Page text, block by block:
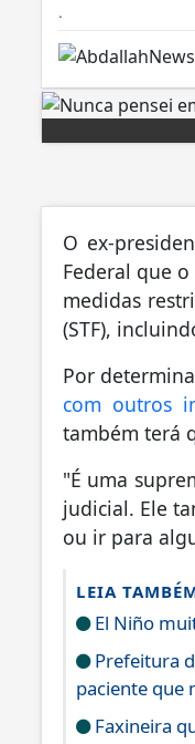
.
O ex-
Federal que
medidas
(STF),
Por
com outros
também terá
"É uma
judicial. Ele
ou ir para
LEIA
El Niño
Prefeitura
paciente que
Faxineira